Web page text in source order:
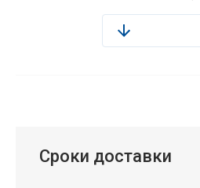
Сроки доставки